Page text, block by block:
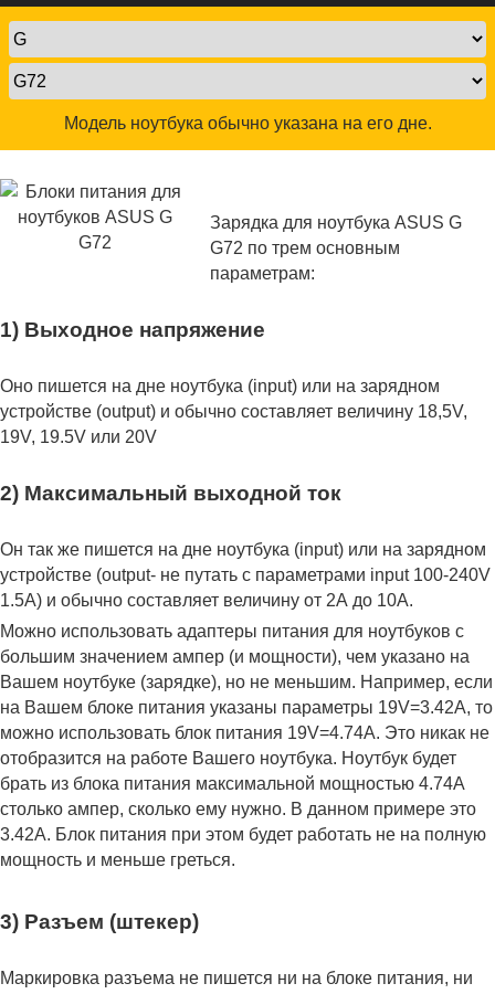
Модель ноутбука обычно указана на его дне.
Зарядка для ноутбука ASUS G
G72 по трем основным
параметрам:
1) Выходное напряжение
Оно пишется на дне ноутбука (input) или на зарядном
устройстве (output) и обычно составляет величину 18,5V,
19V, 19.5V или 20V
2) Максимальный выходной ток
Он так же пишется на дне ноутбука (input) или на зарядном
устройстве (output- не путать с параметрами input 100-240V
1.5A) и обычно составляет величину от 2А до 10A.
Можно использовать адаптеры питания для ноутбуков с
большим значением ампер (и мощности), чем указано на
Вашем ноутбуке (зарядке), но не меньшим. Например, если
на Вашем блоке питания указаны параметры 19V=3.42A, то
можно использовать блок питания 19V=4.74A. Это никак не
отобразится на работе Вашего ноутбука. Ноутбук будет
брать из блока питания максимальной мощностью 4.74А
столько ампер, сколько ему нужно. В данном примере это
3.42А. Блок питания при этом будет работать не на полную
мощность и меньше греться.
3) Разъем (штекер)
Маркировка разъема не пишется ни на блоке питания, ни